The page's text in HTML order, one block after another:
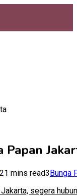
Papan
21 mins read3Bunga
segera